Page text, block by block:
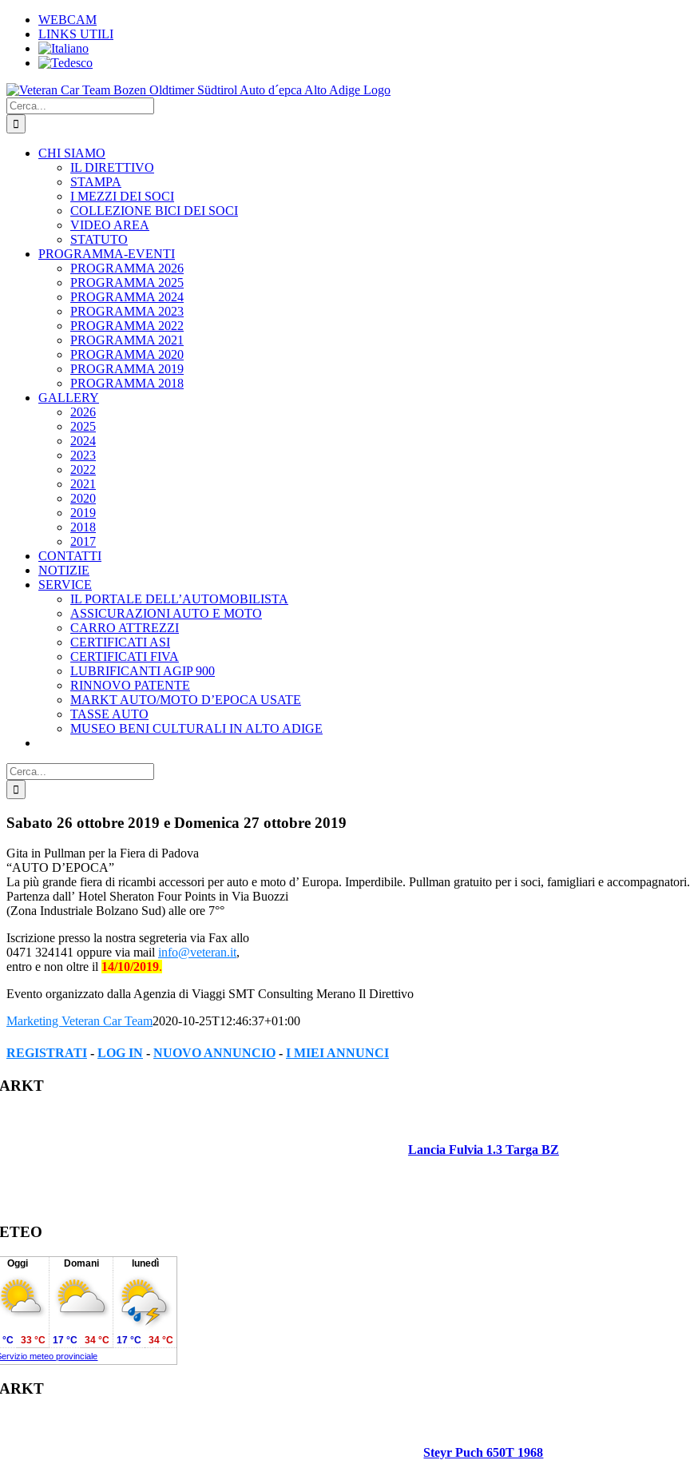
Salta
contenuto
WEBCAM
LINKS UTILI
Cerca
per:
CHI SIAMO
IL DIRETTIVO
STAMPA
I MEZZI DEI SOCI
COLLEZIONE BICI DEI SOCI
VIDEO AREA
STATUTO
PROGRAMMA-EVENTI
PROGRAMMA 2026
PROGRAMMA 2025
PROGRAMMA 2024
PROGRAMMA 2023
PROGRAMMA 2022
PROGRAMMA 2021
PROGRAMMA 2020
PROGRAMMA 2019
PROGRAMMA 2018
GALLERY
2026
2025
2024
2023
2022
2021
2020
2019
2018
2017
CONTATTI
NOTIZIE
SERVICE
IL PORTALE DELL’AUTOMOBILISTA
ASSICURAZIONI AUTO E MOTO
CARRO ATTREZZI
CERTIFICATI ASI
CERTIFICATI FIVA
LUBRIFICANTI AGIP 900
RINNOVO PATENTE
MARKT AUTO/MOTO D’EPOCA USATE
TASSE AUTO
MUSEO BENI CULTURALI IN ALTO ADIGE
Cerca
per:
Sabato 26 ottobre 2019 e Domenica 27 ottobre 2019
Gita in Pullman per la Fiera di Padova
“AUTO D’EPOCA”
La più grande fiera di ricambi accessori per auto e moto d’ Europa. Imperdibile. Pullman gratuito per i soci, famigliari e accompagnatori.
Partenza dall’ Hotel Sheraton Four Points in Via Buozzi
(Zona Industriale Bolzano Sud) alle ore 7°°
Iscrizione presso la nostra segreteria via Fax allo
0471 324141 oppure via mail info@veteran.it,
entro e non oltre il 14/10/2019.
Evento organizzato dalla Agenzia di Viaggi SMT Consulting Merano Il Direttivo
Marketing Veteran Car Team2020-10-25T12:46:37+01:00
REGISTRATI - LOG IN - NUOVO ANNUNCIO - I MIEI ANNUNCI
Facebook
Twitter
Reddit
LinkedIn
WhatsApp
Tumblr
Pinterest
Vk
Xing
Email
Lancia Fulvia 1.3 Targa BZ
Oggi Domani lunedì
meteo provinciale
°C 33 °C 17 °C 34 °C 17 °C 34 °C
Steyr Puch 650T 1968